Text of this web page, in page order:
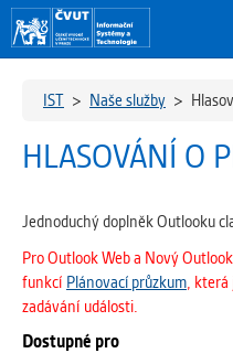
IST > Naše služby >
HLASOVÁNÍ O
Jednoduchý doplněk Outlooku
Pro Outlook Web a Nový
funkcí Plánovací průzkum, která
zadávání události.
Dostupné pro